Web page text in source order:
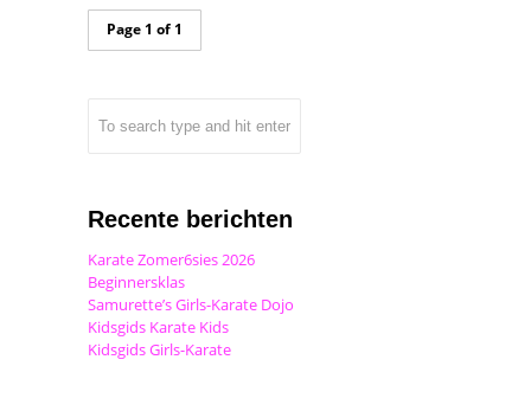
Page 1 of 1
Recente berichten
Karate Zomer6sies 2026
Beginnersklas
Samurette’s Girls-Karate Dojo
Kidsgids Karate Kids
Kidsgids Girls-Karate